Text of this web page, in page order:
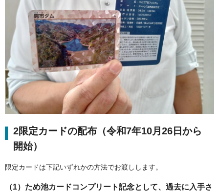
2限定カードの配布（令和7年10月26日から
開始）
限定カードは下記いずれかの方法でお渡しします。
（1）ため池カードコンプリート記念として、過去に入手さ